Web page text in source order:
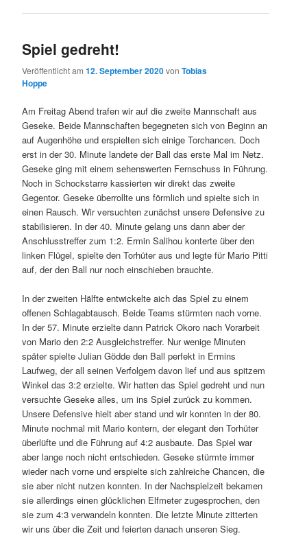
Spiel gedreht!
Veröffentlicht am12. September 2020vonTobias
Hoppe
Am Freitag Abend trafen wir auf die zweite Mannschaft aus
Geseke. Beide Mannschaften begegneten sich von Beginn an
auf Augenhöhe und erspielten sich einige Torchancen. Doch
erst in der 30. Minute landete der Ball das erste Mal im Netz.
Geseke ging mit einem sehenswerten Fernschuss in Führung.
Noch in Schockstarre kassierten wir direkt das zweite
Gegentor. Geseke überrollte uns förmlich und spielte sich in
einen Rausch. Wir versuchten zunächst unsere Defensive zu
stabilisieren. In der 40. Minute gelang uns dann aber der
Anschlusstreffer zum 1:2. Ermin Salihou konterte über den
linken Flügel, spielte den Torhüter aus und legte für Mario Pitti
auf, der den Ball nur noch einschieben brauchte.
In der zweiten Hälfte entwickelte aich das Spiel zu einem
offenen Schlagabtausch. Beide Teams stürmten nach vorne.
In der 57. Minute erzielte dann Patrick Okoro nach Vorarbeit
von Mario den 2:2 Ausgleichstreffer. Nur wenige Minuten
später spielte Julian Gödde den Ball perfekt in Ermins
Laufweg, der all seinen Verfolgern davon lief und aus spitzem
Winkel das 3:2 erzielte. Wir hatten das Spiel gedreht und nun
versuchte Geseke alles, um ins Spiel zurück zu kommen.
Unsere Defensive hielt aber stand und wir konnten in der 80.
Minute nochmal mit Mario kontern, der elegant den Torhüter
überlüfte und die Führung auf 4:2 ausbaute. Das Spiel war
aber lange noch nicht entschieden. Geseke stürmte immer
wieder nach vorne und erspielte sich zahlreiche Chancen, die
sie aber nicht nutzen konnten. In der Nachspielzeit bekamen
sie allerdings einen glücklichen Elfmeter zugesprochen, den
sie zum 4:3 verwandeln konnten. Die letzte Minute zitterten
wir uns über die Zeit und feierten danach unseren Sieg.